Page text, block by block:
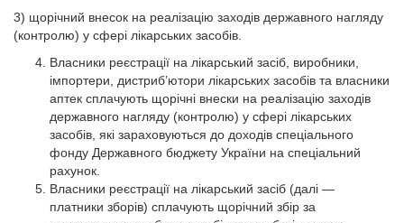
3) щорічний внесок на реалізацію заходів державного нагляду
(контролю) у сфері лікарських засобів.
Власники реєстрації на лікарський засіб, виробники,
імпортери, дистриб’ютори лікарських засобів та власники
аптек сплачують щорічні внески на реалізацію заходів
державного нагляду (контролю) у сфері лікарських
засобів, які зараховуються до доходів спеціального
фонду Державного бюджету України на спеціальний
рахунок.
Власники реєстрації на лікарський засіб (далі —
платники зборів) сплачують щорічний збір за